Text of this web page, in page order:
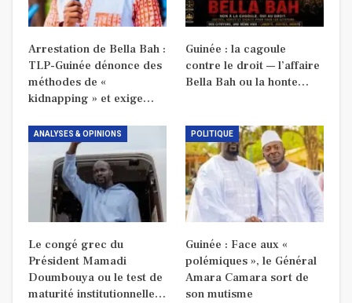
Arrestation de Bella Bah :
TLP-Guinée dénonce des
méthodes de «
kidnapping » et exige…
Guinée : la cagoule
contre le droit — l’affaire
Bella Bah ou la honte…
ANALYSES & OPINIONS
Le congé grec du
Président Mamadi
Doumbouya ou le test de
maturité institutionnelle…
POLITIQUE
Guinée : Face aux «
polémiques », le Général
Amara Camara sort de
son mutisme